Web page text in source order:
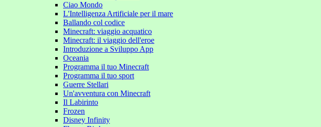
Ciao Mondo
L'Intelligenza Artificiale per il mare
Ballando col codice
Minecraft: viaggio acquatico
Minecraft: il viaggio dell'eroe
Introduzione a Sviluppo App
Oceania
Programma il tuo Minecraft
Programma il tuo sport
Guerre Stellari
Un'avventura con Minecraft
Il Labirinto
Frozen
Disney Infinity